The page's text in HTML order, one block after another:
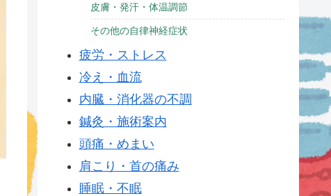
皮膚・発汗・体温調節
その他の自律神経症状
疲労・ストレス
冷え・血流
内臓・消化器の不調
鍼灸・施術案内
頭痛・めまい
肩こり・首の痛み
睡眠・不眠